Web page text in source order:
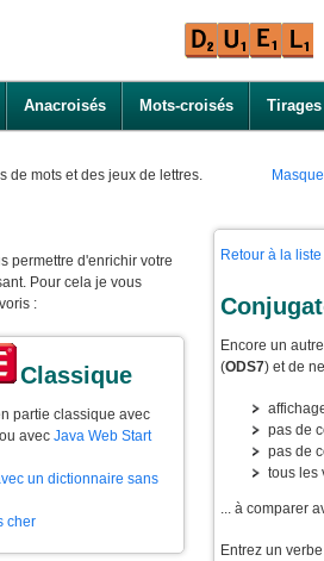
Anacroisés Mots-croisés Tirages
de mots et des jeux de lettres.
permettre d'enrichir votre
Pour cela je vous
:
Classique
partie classique avec
ou avec Java Web Start
un dictionnaire sans
cher
Retour à la
Encore un
(ODS7) et de
pas de
pas de
tous les
... à comparer
Entrez un